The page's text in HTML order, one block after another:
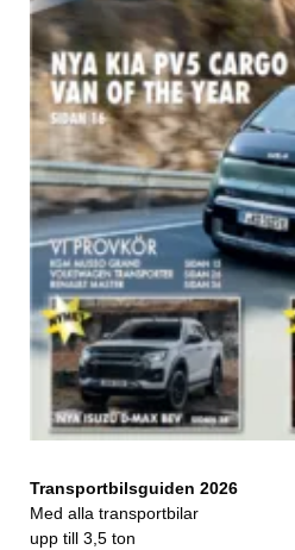
Transportbilsguiden 2026
Med alla transportbilar
upp till 3,5 ton